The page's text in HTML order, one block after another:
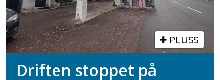
PLUSS
Driften stoppet på